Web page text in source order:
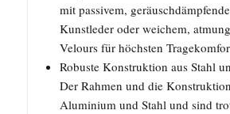
mit passivem,
Kunstleder oder weichem,
Velours für höchsten
Robuste Konstruktion aus Stahl
Der Rahmen und die
Aluminium und Stahl und sind